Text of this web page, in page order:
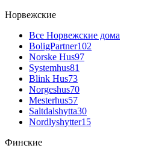
Норвежские
Все Норвежские дома
BoligPartner102
Norske Hus97
Systemhus81
Blink Hus73
Norgeshus70
Mesterhus57
Saltdalshytta30
Nordlyshytter15
Финские